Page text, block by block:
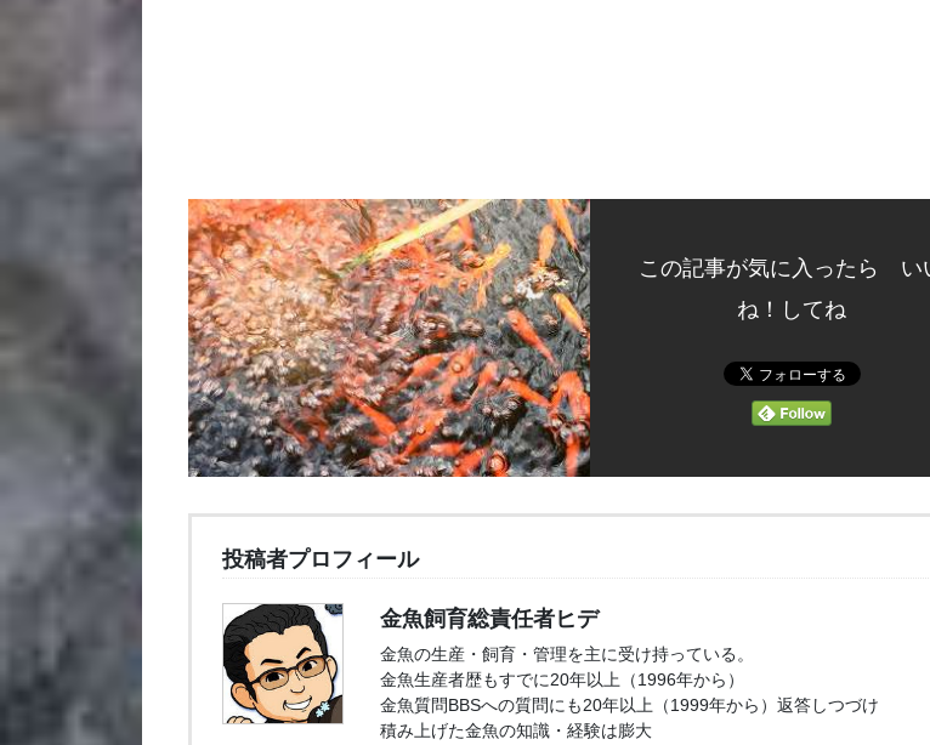
この記事が気に入ったら い
ね！してね
投稿者プロフィール
金魚飼育総責任者ヒデ
金魚の生産・飼育・管理を主に受け持っている。
金魚生産者歴もすでに20年以上（1996年から）
金魚質問BBSへの質問にも20年以上（1999年から）返答しつづけ
積み上げた金魚の知識・経験は膨大